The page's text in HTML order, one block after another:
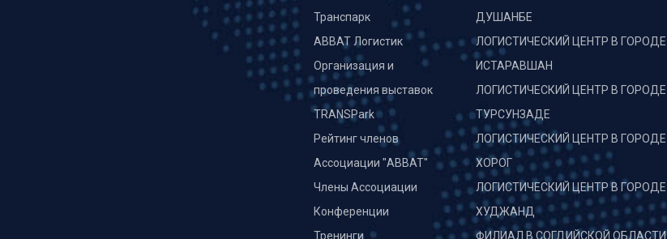
Транспарк
ABBAT Логистик
Организация и
проведения выставок
TRANSPark
Рейтинг членов
Ассоциации "АВВАТ"
Члены Ассоциации
Конференции
Тренинги
ДУШАНБЕ
ЛОГИСТИЧЕСКИЙ ЦЕНТР В ГОРОДЕ
ИСТАРАВШАН
ЛОГИСТИЧЕСКИЙ ЦЕНТР В ГОРОДЕ
ТУРСУНЗАДЕ
ЛОГИСТИЧЕСКИЙ ЦЕНТР В ГОРОДЕ
ХОРОГ
ЛОГИСТИЧЕСКИЙ ЦЕНТР В ГОРОДЕ
ХУДЖАНД
ФИЛИАЛ В СОГДИЙСКОЙ ОБЛАСТИ